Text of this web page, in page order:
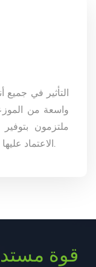
واسعة من
ملتزمون
الاعتماد عليها وفعالة للأسواق كلا المحليين والدوليين.
قوة